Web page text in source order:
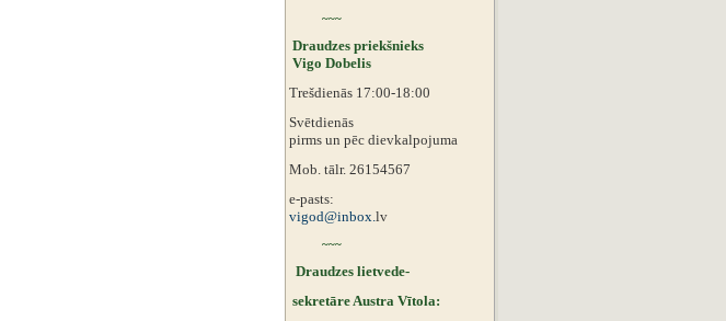
~~~
Draudzes priekšnieks
Vigo Dobelis
Trešdienās 17:00-18:00
Svētdienās
pirms un pēc dievkalpojuma
Mob. tālr. 26154567
e-pasts:
vigod@inbox.lv
~~~
Draudzes lietvede-
sekretāre Austra Vītola: